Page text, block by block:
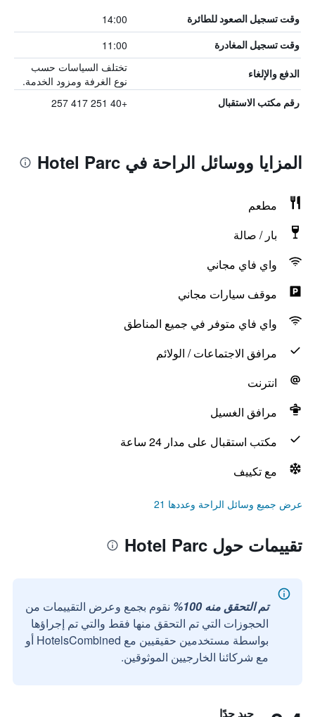
وقت تسجيل الصعود للطائرة 14:00
وقت تسجيل المغادرة 11:00
الدفع والإلغاء
تختلف السياسات حسب
نوع الغرفة ومزود الخدمة.
رقم مكتب الاستقبال +40 251 417 257
المزايا ووسائل الراحة في Hotel Parc
مطعم
بار / صالة
واي فاي مجاني
موقف سيارات مجاني
واي فاي متوفر في جميع المناطق
مرافق الاجتماعات / الولائم
انترنت
مرافق الغسيل
مكتب استقبال على مدار 24 ساعة
مع تكييف
عرض جميع وسائل الراحة وعددها 21
تقييمات حول Hotel Parc
تم التحقق منه 100%
نقوم بجمع وعرض التقييمات من
الحجوزات التي تم التحقق منها فقط والتي تم إجراؤها
بواسطة مستخدمين حقيقيين مع HotelsCombined أو
مع شركائنا الخارجيين الموثوقين.
جيد جدًا